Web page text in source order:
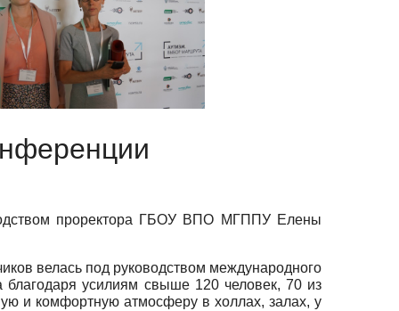
проректора ГБОУ ВПО МГППУ Елены
велась под руководством международного
усилиям свыше 120 человек, 70 из
и комфортную атмосферу в холлах, залах, у